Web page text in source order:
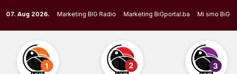
to
content
07. Aug 2026. Marketing BIG Radio Marketing BiGportal.ba Mi smo BiG